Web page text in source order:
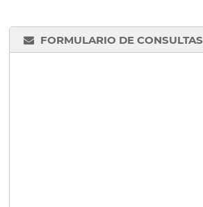
FORMULARIO DE CONSULTAS